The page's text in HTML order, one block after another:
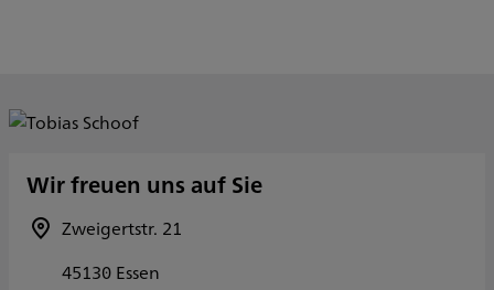
Wir freuen uns auf Sie
Zweigertstr. 21
45130 Essen